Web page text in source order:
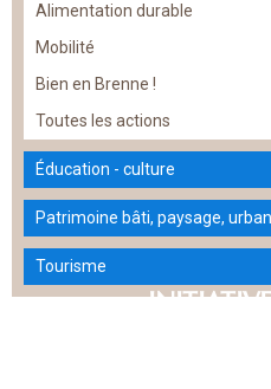
Alimentation durable
Mobilité
Bien en Brenne !
Toutes les actions
Éducation - culture
Patrimoine bâti, paysage,
Tourisme